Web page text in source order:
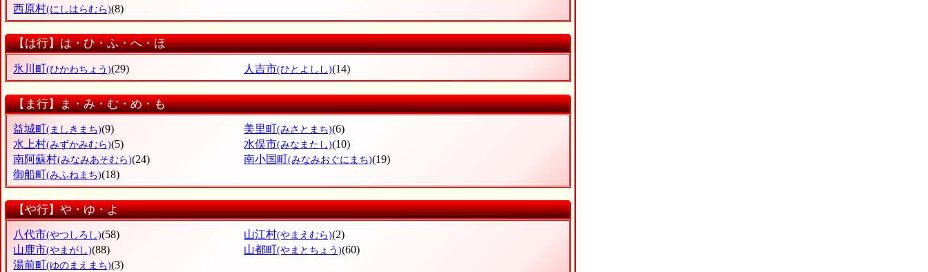
西原村(にしはらむら)(8)
【は行】は・ひ・ふ・へ・ほ
氷川町(ひかわちょう)(29) 人吉市(ひとよしし)(14)
【ま行】ま・み・む・め・も
益城町(ましきまち)(9) 美里町(みさとまち)(6)
水上村(みずかみむら)(5) 水俣市(みなまたし)(10)
南阿蘇村(みなみあそむら)(24) 南小国町(みなみおぐにまち)(19)
御船町(みふねまち)(18)
【や行】や・ゆ・よ
八代市(やつしろし)(58) 山江村(やまえむら)(2)
山鹿市(やまがし)(88) 山都町(やまとちょう)(60)
湯前町(ゆのまえまち)(3)